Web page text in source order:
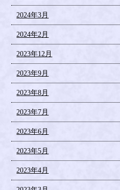
2024年3月
2024年2月
2023年12月
2023年9月
2023年8月
2023年7月
2023年6月
2023年5月
2023年4月